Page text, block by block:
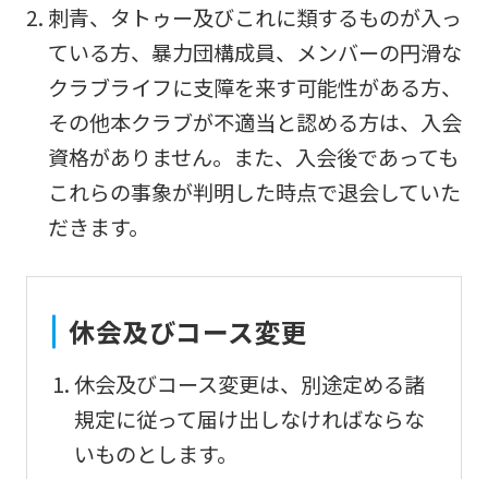
刺青、タトゥー及びこれに類するものが入っ
ている方、暴力団構成員、メンバーの円滑な
クラブライフに支障を来す可能性がある方、
その他本クラブが不適当と認める方は、入会
資格がありません。また、入会後であっても
これらの事象が判明した時点で退会していた
だきます。
休会及びコース変更
休会及びコース変更は、別途定める諸
規定に従って届け出しなければならな
いものとします。
official
website
is
automatically
translated
into
Click
link
below
(start